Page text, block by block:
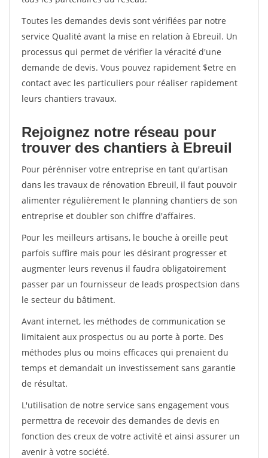
Toutes les demandes devis sont vérifiées par notre
service Qualité avant la mise en relation à Ebreuil. Un
processus qui permet de vérifier la véracité d'une
demande de devis. Vous pouvez rapidement $etre en
contact avec les particuliers pour réaliser rapidement
leurs chantiers travaux.
Rejoignez notre réseau pour
trouver des chantiers à Ebreuil
Pour pérénniser votre entreprise en tant qu'artisan
dans les travaux de rénovation Ebreuil, il faut pouvoir
alimenter régulièrement le planning chantiers de son
entreprise et doubler son chiffre d'affaires.
Pour les meilleurs artisans, le bouche à oreille peut
parfois suffire mais pour les désirant progresser et
augmenter leurs revenus il faudra obligatoirement
passer par un fournisseur de leads prospectsion dans
le secteur du bâtiment.
Avant internet, les méthodes de communication se
limitaient aux prospectus ou au porte à porte. Des
méthodes plus ou moins efficaces qui prenaient du
temps et demandait un investissement sans garantie
de résultat.
L'utilisation de notre service sans engagement vous
permettra de recevoir des demandes de devis en
fonction des creux de votre activité et ainsi assurer un
avenir à votre société.